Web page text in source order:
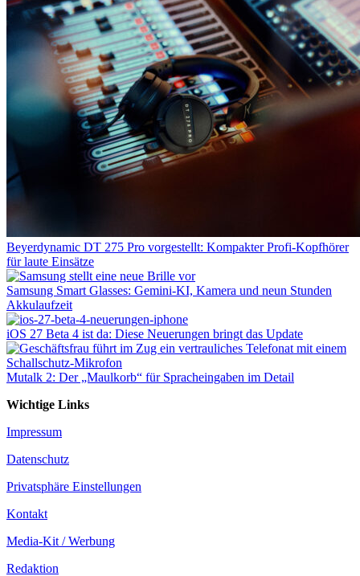
Beyerdynamic DT 275 Pro vorgestellt: Kompakter Profi-Kopfhörer
für laute Einsätze
Samsung Smart Glasses: Gemini-KI, Kamera und neun Stunden
Akkulaufzeit
iOS 27 Beta 4 ist da: Diese Neuerungen bringt das Update
Mutalk 2: Der „Maulkorb“ für Spracheingaben im Detail
Wichtige Links
Impressum
Datenschutz
Privatsphäre Einstellungen
Kontakt
Media-Kit / Werbung
Redaktion